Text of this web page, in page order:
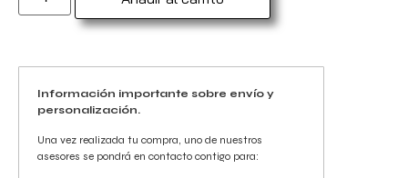
Información importante sobre envío y
personalización.
Una vez realizada tu compra, uno de nuestros
asesores se pondrá en contacto contigo para: